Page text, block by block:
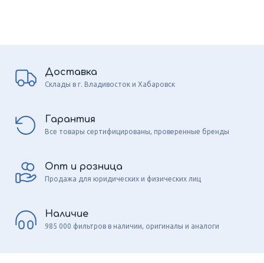
Доставка
Склады в г. Владивосток и Хабаровск
Гарантия
Все товары сертифицированы, проверенные бренды
Опт и розница
Продажа для юридических и физических лиц
Наличие
985 000 фильтров в наличии, оригиналы и аналоги